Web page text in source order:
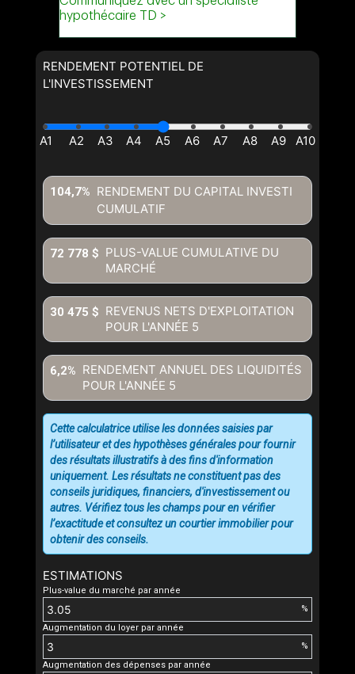
Message
conditions d'utilisation et vous nous fournissez l'autorisation écrite de
communiquer avec vous.
RENDEMENT POTENTIEL DE
L'INVESTISSEMENT
RENDEMENT DU CAPITAL INVESTI
CUMULATIF
104,7%
PLUS-VALUE CUMULATIVE DU
MARCHÉ
72 778 $
REVENUS NETS D'EXPLOITATION
POUR L'ANNÉE 5
30 475 $
RENDEMENT ANNUEL DES LIQUIDITÉS
POUR L'ANNÉE 5
6,2%
ESTIMATIONS
Plus-value du marché par année
%
Augmentation du loyer par année
%
Augmentation des dépenses par année
Cette calculatrice utilise les données saisies par
l’utilisateur et des hypothèses générales pour fournir
des résultats illustratifs à des fins d'information
uniquement. Les résultats ne constituent pas des
conseils juridiques, financiers, d'investissement ou
autres. Vérifiez tous les champs pour en vérifier
l’exactitude et consultez un courtier immobilier pour
obtenir des conseils.